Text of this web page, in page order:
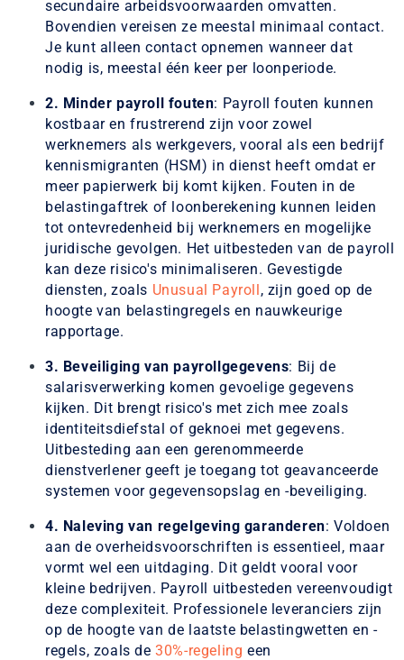
secundaire arbeidsvoorwaarden omvatten.
Bovendien vereisen ze meestal minimaal contact.
Je kunt alleen contact opnemen wanneer dat
nodig is, meestal één keer per loonperiode.
2. Minder payroll fouten: Payroll fouten kunnen
kostbaar en frustrerend zijn voor zowel
werknemers als werkgevers, vooral als een bedrijf
kennismigranten (HSM) in dienst heeft omdat er
meer papierwerk bij komt kijken. Fouten in de
belastingaftrek of loonberekening kunnen leiden
tot ontevredenheid bij werknemers en mogelijke
juridische gevolgen. Het uitbesteden van de payroll
kan deze risico's minimaliseren. Gevestigde
diensten, zoals Unusual Payroll, zijn goed op de
hoogte van belastingregels en nauwkeurige
rapportage.
3. Beveiliging van payrollgegevens: Bij de
salarisverwerking komen gevoelige gegevens
kijken. Dit brengt risico's met zich mee zoals
identiteitsdiefstal of geknoei met gegevens.
Uitbesteding aan een gerenommeerde
dienstverlener geeft je toegang tot geavanceerde
systemen voor gegevensopslag en -beveiliging.
4. Naleving van regelgeving garanderen: Voldoen
aan de overheidsvoorschriften is essentieel, maar
vormt wel een uitdaging. Dit geldt vooral voor
kleine bedrijven. Payroll uitbesteden vereenvoudigt
deze complexiteit. Professionele leveranciers zijn
op de hoogte van de laatste belastingwetten en -
regels, zoals de30%-regeling een